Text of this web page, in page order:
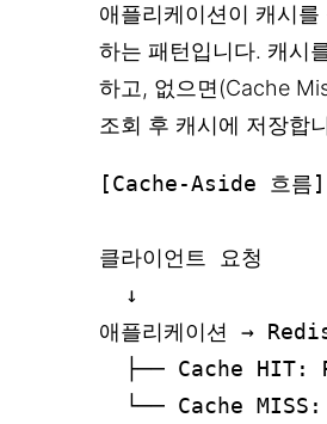
애플리케이션이 캐시를
하는 패턴입니다. 캐시
하고, 없으면(Cache
조회 후 캐시에 저장합
[Cache-Aside 흐름]
클라이언트 요청
  ↓
애플리케이션 →
├── Cache HIT:
  └── Cache MISS: